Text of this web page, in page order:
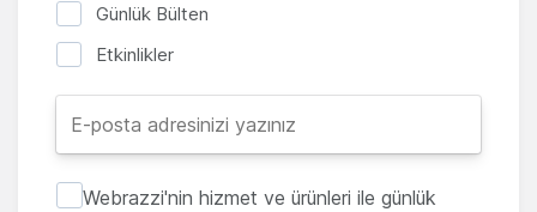
Günlük Bülten
Etkinlikler
Webrazzi'nin hizmet ve ürünleri ile günlük